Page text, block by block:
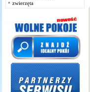
zwierzęta